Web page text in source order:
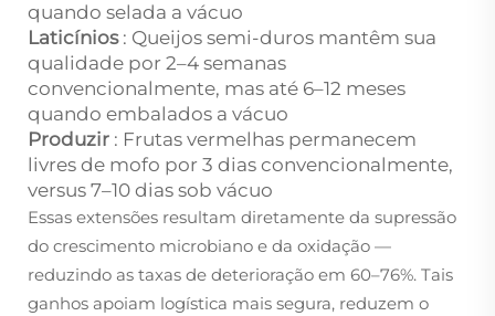
quando selada a vácuo
Laticínios : Queijos semi-duros mantêm sua
qualidade por 2–4 semanas
convencionalmente, mas até 6–12 meses
quando embalados a vácuo
Produzir : Frutas vermelhas permanecem
livres de mofo por 3 dias convencionalmente,
versus 7–10 dias sob vácuo
Essas extensões resultam diretamente da supressão
do crescimento microbiano e da oxidação —
reduzindo as taxas de deterioração em 60–76%. Tais
ganhos apoiam logística mais segura, reduzem o